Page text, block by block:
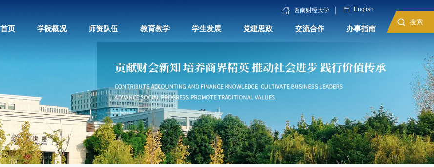
西南财经大学 English
首页 学院概况 师资队伍 教育教学 学生发展 党建思政 交流合作 办事指南
搜索